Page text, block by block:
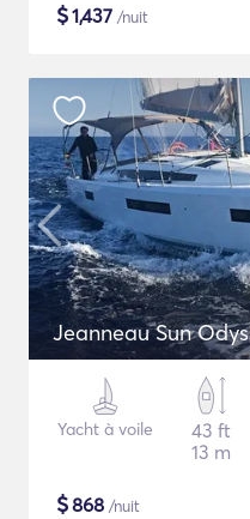
$1,437 /nuit
Jeanneau Sun
Yacht à voile
43 ft
13 m
$868 /nuit